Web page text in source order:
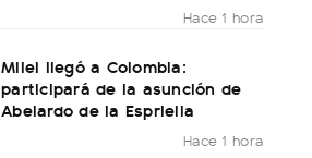
Hace 1 hora
Milei llegó a Colombia:
participará de la asunción de
Abelardo de la Espriella
Hace 1 hora